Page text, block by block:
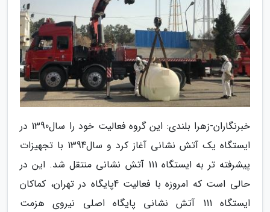
خبرنگاران-زهرا بلندی: این گروه فعالیت خود را سال1390 در
ایستگاه یک آتش نشانی آغاز کرد و سال1394 با تجهیزات
پیشرفته تر به ایستگاه 111 آتش نشانی منتقل شد. این در
حالی است که امروزه با فعالیت 4پایگاه در تهران، کماکان
ایستگاه 111 آتش نشانی پایگاه اصلی نیروی هزمت